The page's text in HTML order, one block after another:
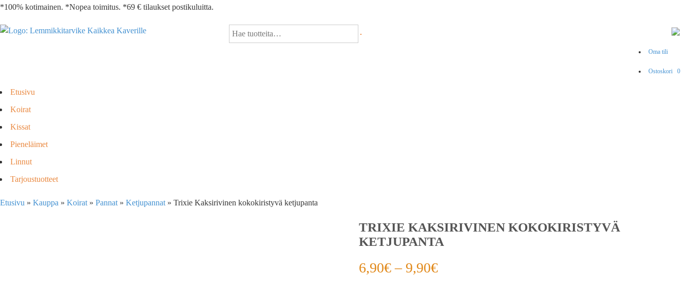
*100% kotimainen. *Nopea toimitus. *69 € tilaukset postikuluitta.
Oma tili
Ostoskori 0
Etusivu
Koirat
Kissat
Pieneläimet
Linnut
Tarjoustuotteet
Etusivu » Kauppa » Koirat » Pannat » Ketjupannat » Trixie Kaksirivinen kokokiristyvä ketjupanta
TRIXIE KAKSIRIVINEN KOKOKIRISTYVÄ
KETJUPANTA
6,90€ – 9,90€